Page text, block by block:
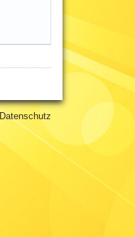
Datenschutz